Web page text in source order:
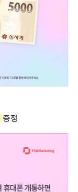
증정